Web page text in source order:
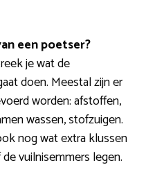
een poetser?
je wat de
doen. Meestal zijn er
worden: afstoffen,
wassen, stofzuigen.
nog wat extra klussen
vuilnisemmers legen.